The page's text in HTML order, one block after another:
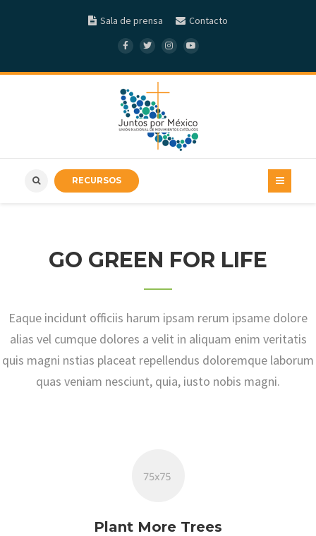
Sala de prensa Contacto
RECURSOS
GO GREEN FOR LIFE
Eaque incidunt officiis harum ipsam rerum ipsame dolore
alias vel cumque dolores a velit in aliquam enim veritatis
quis magni nstias placeat repellendus doloremque laborum
quas veniam nesciunt, quia, iusto nobis magni.
Plant More Trees